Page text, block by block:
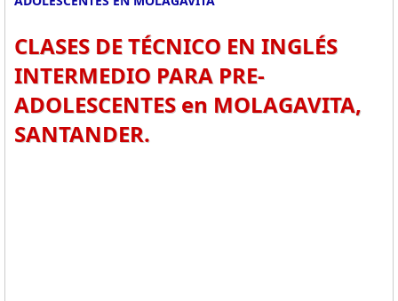
CLASES DE TÉCNICO EN INGLÉS
INTERMEDIO PARA PRE-
ADOLESCENTES en MOLAGAVITA,
SANTANDER.